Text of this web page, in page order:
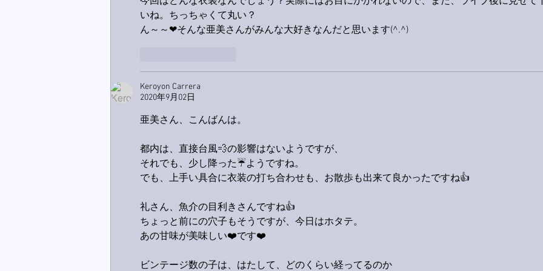
いね。ちっちゃくて丸い？
ん～～❤そんな亜美さんがみんな大好きなんだと思います(^.^)
Keroyon Carrera
2020年9月02日
亜美さん、こんばんは。
都内は、直接台風💨の影響はないようですが、
それでも、少し降った☔️ようですね。
でも、上手い具合に衣装の打ち合わせも、お散歩も出来て良かったですね👍
礼さん、魚介の目利きさんですね👍
ちょっと前にの穴子もそうですが、今日はホタテ。
あの甘味が美味しい❤️です❤️
ビンテージ数の子は、はたして、どのくらい経ってるのか